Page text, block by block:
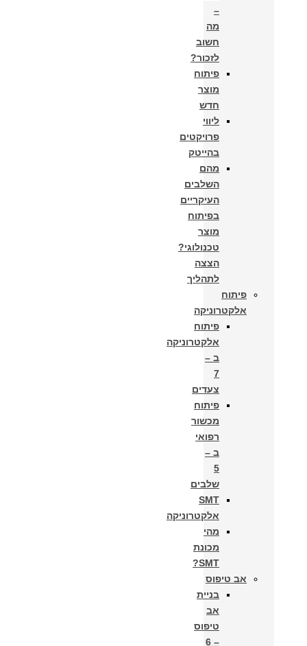
–
מה
חשוב
לזכור?
פיתוח
מוצר
חדש
ליווי
פרויקטים
בהייטק
מהם
השלבים
העיקריים
בפיתוח
מוצר
טכנולוגי?
הצצה
לתהליך
פיתוח
אלקטרוניקה
פיתוח
אלקטרוניקה
ב –
7
צעדים
פיתוח
מכשור
רפואי
ב –
5
שלבים
SMT
אלקטרוניקה
מהי
מכונת
SMT?
אב טיפוס
בניית
אב
טיפוס
– 6